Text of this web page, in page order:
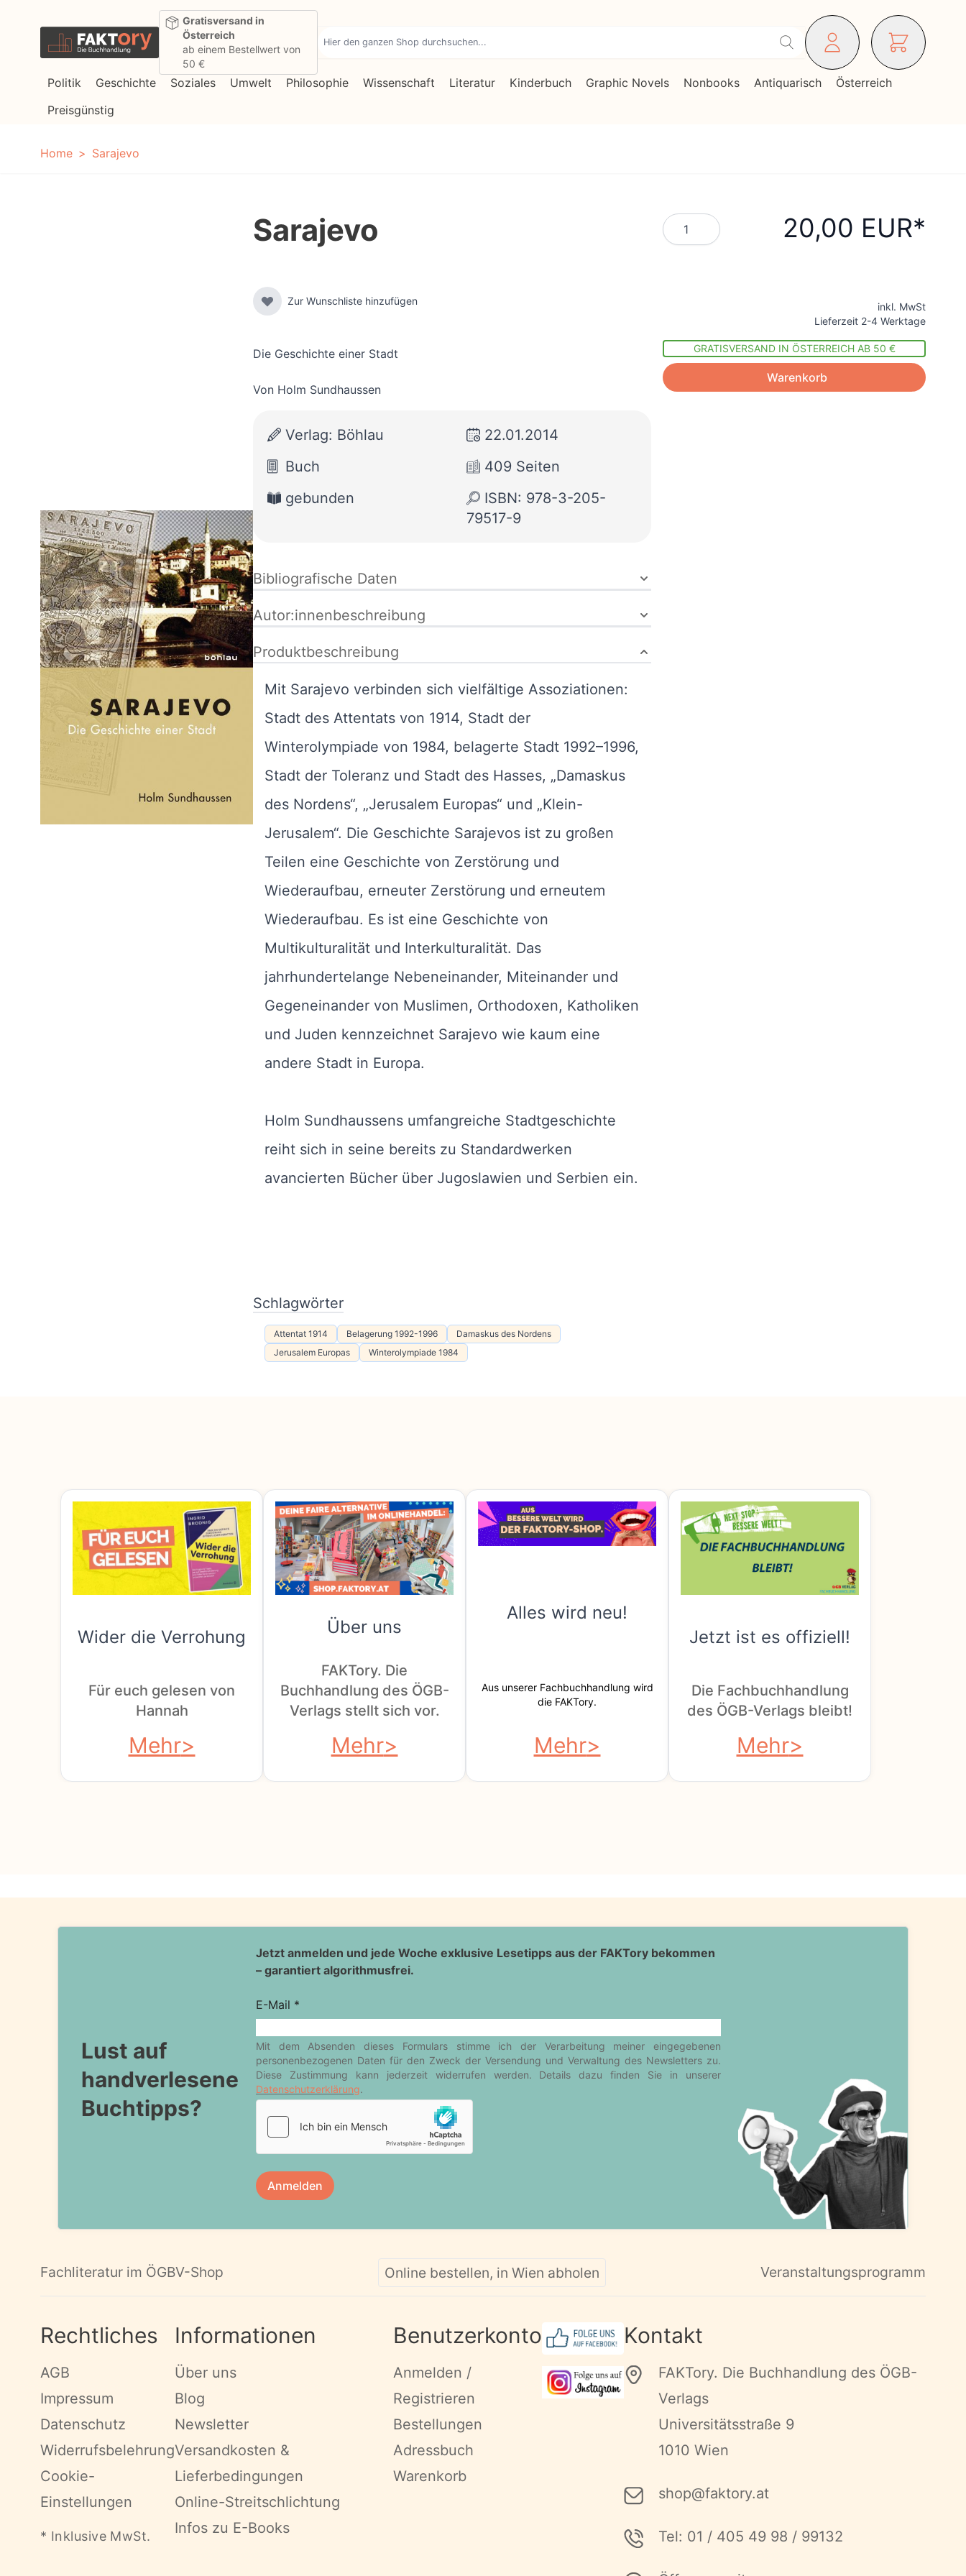
Gratisversand in
Österreich
ab einem Bestellwert von
50 €
Politik Geschichte Soziales Umwelt Philosophie Wissenschaft Literatur Kinderbuch Graphic Novels Nonbooks Antiquarisch
Österreich
Preisgünstig
Home Sarajevo
Sarajevo
Zur Wunschliste hinzufügen
Die Geschichte einer Stadt
Von Holm Sundhaussen
Verlag: Böhlau
22.01.2014
Buch
409 Seiten
gebunden
ISBN: 978-3-205-
79517-9
Bibliografische Daten
Autor:innenbeschreibung
Produktbeschreibung
Mit Sarajevo verbinden sich vielfältige Assoziationen:
Stadt des Attentats von 1914, Stadt der
Winterolympiade von 1984, belagerte Stadt 1992–1996,
Stadt der Toleranz und Stadt des Hasses, „Damaskus
des Nordens“, „Jerusalem Europas“ und „Klein-
Jerusalem“. Die Geschichte Sarajevos ist zu großen
Teilen eine Geschichte von Zerstörung und
Wiederaufbau, erneuter Zerstörung und erneutem
Wiederaufbau. Es ist eine Geschichte von
Multikulturalität und Interkulturalität. Das
jahrhundertelange Nebeneinander, Miteinander und
Gegeneinander von Muslimen, Orthodoxen, Katholiken
und Juden kennzeichnet Sarajevo wie kaum eine
andere Stadt in Europa.
Holm Sundhaussens umfangreiche Stadtgeschichte
reiht sich in seine bereits zu Standardwerken
avancierten Bücher über Jugoslawien und Serbien ein.
Schlagwörter
Attentat 1914 Belagerung 1992-1996
Damaskus des Nordens
Jerusalem Europas
Winterolympiade 1984
Menge 20,00 EUR
inkl. MwSt
Lieferzeit 2-4 Werktage
GRATISVERSAND IN ÖSTERREICH AB 50 €
Warenkorb
Wider die Verrohung
Für euch gelesen von
Hannah
Mehr
Über uns
FAKTory. Die
Buchhandlung des ÖGB-
Verlags stellt sich vor.
Mehr
Alles wird neu!
Aus unserer Fachbuchhandlung wird
die FAKTory.
Mehr
Jetzt ist es offiziell!
Die Fachbuchhandlung
des ÖGB-Verlags bleibt!
Mehr
Lust auf
handverlesene
Buchtipps?
Fachliteratur im ÖGBV-Shop Online bestellen, in Wien abholen Veranstaltungsprogramm
Rechtliches
AGB
Impressum
Datenschutz
Widerrufsbelehrung
Cookie-
Einstellungen
* Inklusive MwSt.
Informationen
Über uns
Blog
Newsletter
Versandkosten &
Lieferbedingungen
Online-Streitschlichtung
Infos zu E-Books
Benutzerkonto
Anmelden /
Registrieren
Bestellungen
Adressbuch
Warenkorb
Kontakt
FAKTory. Die Buchhandlung des ÖGB-
Verlags
Universitätsstraße 9
1010 Wien
shop@faktory.at
Tel: 01 / 405 49 98 / 99132